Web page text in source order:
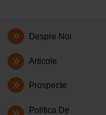
Despre Noi
Articole
Prospecte
Politica De